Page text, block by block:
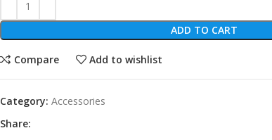
ADD TO CART
Compare Add to wishlist
Category: Accessories
Share: